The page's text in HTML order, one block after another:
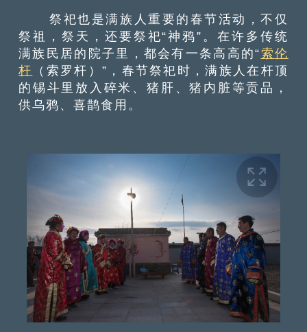
祭祀也是满族人重要的春节活动，不仅
祭祖，祭天，还要祭祀“神鸦”。在许多传统
满族民居的院子里，都会有一条高高的“索伦
杆
（索罗杆）”，春节祭祀时，满族人在杆顶
的锡斗里放入碎米、猪肝、猪内脏等贡品，
供乌鸦、喜鹊食用。